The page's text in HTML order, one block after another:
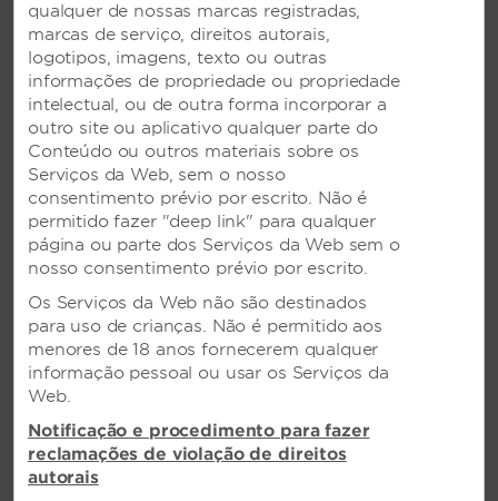
Acesso à Internet de alta velocidade - áreas
públicas
Acesso a computador público
TV
Aluguel de máquina VCR/DVD
Conexão de dados com fio - business center
Conexão de dados com fio - salas de reuniões
Conexão de dados com fio - áreas públicas
Conexão de dados sem fio - business center
Conexão de dados sem fio - salas de reuniões
Conexão de dados sem fio - áreas públicas
Transporte e estacionamento
Estacionamento para caminhão/ônibus
qualquer de nossas marcas registradas,
marcas de serviço, direitos autorais,
logotipos, imagens, texto ou outras
informações de propriedade ou propriedade
intelectual, ou de outra forma incorporar a
outro site ou aplicativo qualquer parte do
Conteúdo ou outros materiais sobre os
Serviços da Web, sem o nosso
consentimento prévio por escrito. Não é
permitido fazer "deep link" para qualquer
página ou parte dos Serviços da Web sem o
nosso consentimento prévio por escrito.
Os Serviços da Web não são destinados
para uso de crianças. Não é permitido aos
menores de 18 anos fornecerem qualquer
informação pessoal ou usar os Serviços da
Web.
Notificação e procedimento para fazer
reclamações de violação de direitos
autorais